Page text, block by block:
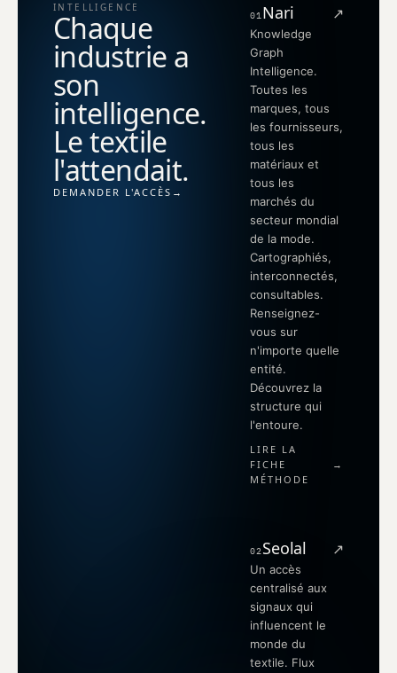
INTELLIGENCE
Chaque
industrie a
son
intelligence.
Le textile
l'attendait.
DEMANDER L'ACCÈS →
01Nari ↗
Knowledge
Graph
Intelligence.
Toutes les
marques, tous
les fournisseurs,
tous les
matériaux et
tous les
marchés du
secteur mondial
de la mode.
Cartographiés,
interconnectés,
consultables.
Renseignez-
vous sur
n'importe quelle
entité.
Découvrez la
structure qui
l'entoure.
LIRE LA
FICHE
MÉTHODE
→
02Seolal ↗
Un accès
centralisé aux
signaux qui
influencent le
monde du
textile. Flux